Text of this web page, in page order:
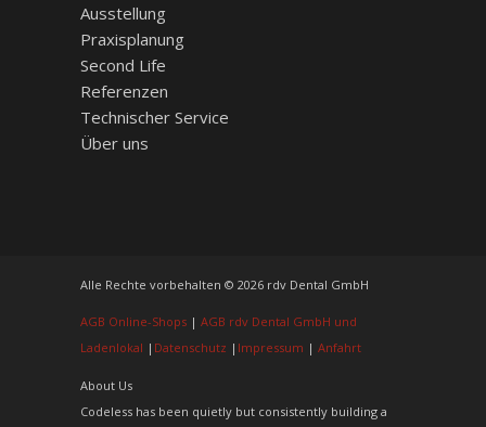
Ausstellung
Praxisplanung
Second Life
Referenzen
Technischer Service
Über uns
Alle Rechte vorbehalten © 2026 rdv Dental GmbH
AGB Online-Shops | AGB rdv Dental GmbH und
Ladenlokal | Datenschutz | Impressum | Anfahrt
About Us
Codeless has been quietly but consistently building a